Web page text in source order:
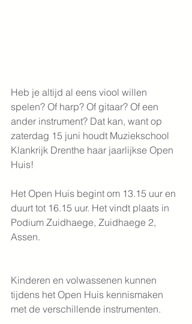
Heb je altijd al eens viool willen
spelen? Of harp? Of gitaar? Of een
ander instrument? Dat kan, want op
zaterdag 15 juni houdt Muziekschool
Klankrijk Drenthe haar jaarlijkse Open
Huis!
Het Open Huis begint om 13.15 uur en
duurt tot 16.15 uur. Het vindt plaats in
Podium Zuidhaege, Zuidhaege 2,
Assen.
Kinderen en volwassenen kunnen
tijdens het Open Huis kennismaken
met de verschillende instrumenten.